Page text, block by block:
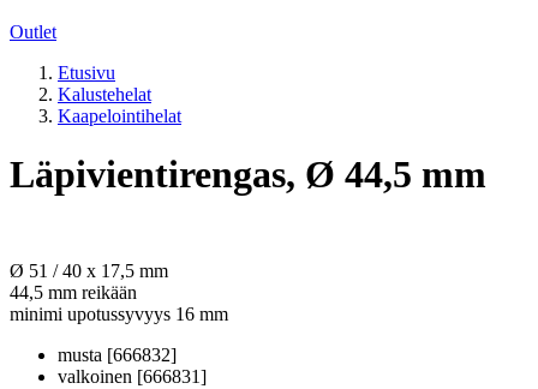
Outlet
Etusivu
Kalustehelat
Kaapelointihelat
Läpivientirengas, Ø 44,5 mm
Ø 51 / 40 x 17,5 mm
44,5 mm reikään
minimi upotussyvyys 16 mm
musta [666832]
valkoinen [666831]